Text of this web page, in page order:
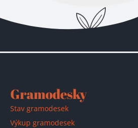
košíku!
Gramodesky
Stav gramodesek
Výkup gramodesek